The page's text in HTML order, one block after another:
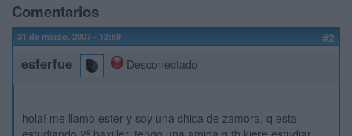
Comentarios
31 de marzo, 2007 - 13:59 #2
esferfue Desconectado
hola! me llamo ester y soy una chica de zamora, q esta